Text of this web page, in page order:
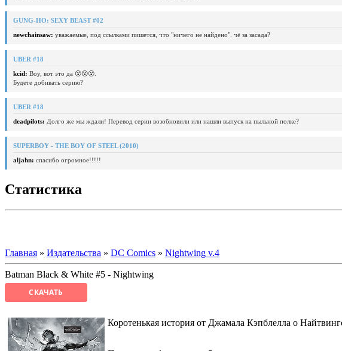
GUNG-HO: SEXY BEAST #02
newchainsaw: уважаемые, под ссылками пишется, что "ничего не найдено". чё за засада?
UBER #18
kcid: Воу, вот это да 😮😮😮.
Будете добивать серию?
UBER #18
deadpilots: Долго же мы ждали! Перевод серии возобновили или нашли выпуск на пыльной полке?
SUPERBOY - THE BOY OF STEEL (2010)
aljahn: спасибо огромное!!!!!
Статистика
Главная » Издательства » DC Comics » Nightwing v.4
Batman Black & White #5 - Nightwing
СКАЧАТЬ
Коротенькая история от Джамала Кэпблелла о